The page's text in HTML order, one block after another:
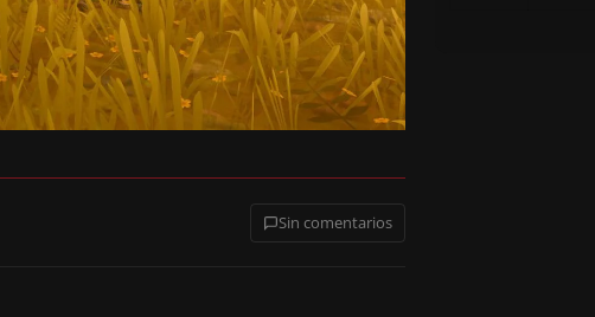
Sin comentarios